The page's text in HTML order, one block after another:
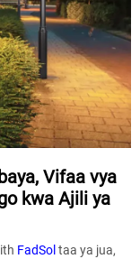
Vifaa vya
kwa Ajili ya
FadSol taa ya jua,